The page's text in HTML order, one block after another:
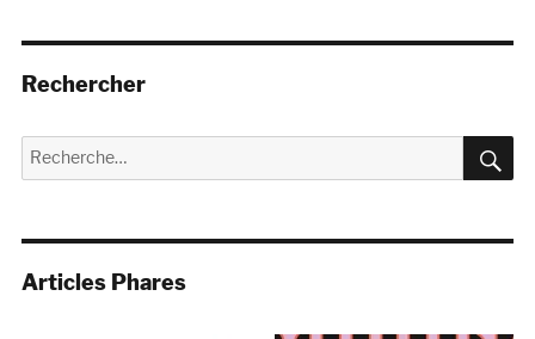
Rechercher
Recherche
pour :
Articles Phares